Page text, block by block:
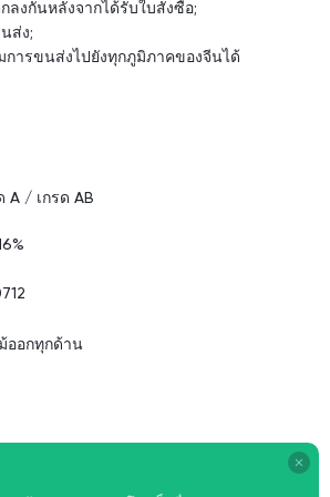
ลงกันหลังจากได้รับใบสั่งซื้อ;
ส่ง;
การขนส่งไปยังทุกภูมิภาคของจีนได้
A / เกรด AB
ออกทุกด้าน